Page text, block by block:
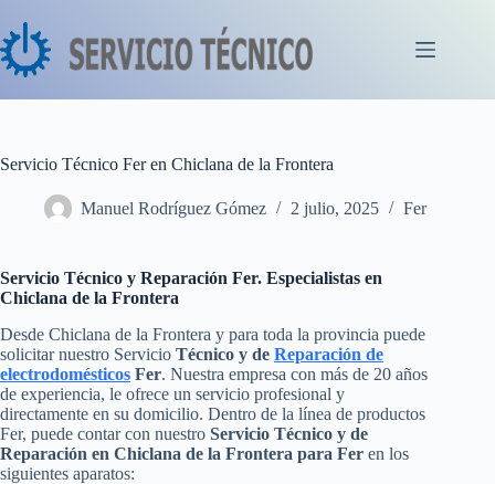
al
contenido
Servicio Técnico Fer en Chiclana de la Frontera
Manuel Rodríguez Gómez 2 julio, 2025 Fer
Servicio Técnico y Reparación Fer. Especialistas en
Chiclana de la Frontera
Desde Chiclana de la Frontera y para toda la provincia puede
solicitar nuestro Servicio Técnico y de Reparación de
electrodomésticos Fer. Nuestra empresa con más de 20 años
de experiencia, le ofrece un servicio profesional y
directamente en su domicilio. Dentro de la línea de productos
Fer, puede contar con nuestro Servicio Técnico y de
Reparación en Chiclana de la Frontera para Fer en los
siguientes aparatos: